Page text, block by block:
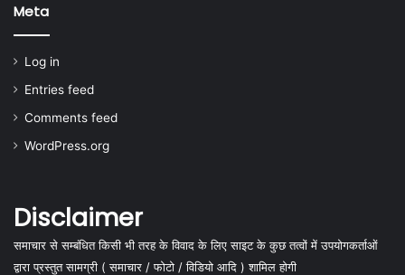
Meta
Log in
Entries feed
Comments feed
WordPress.org
Disclaimer
समाचार से सम्बंधित किसी भी तरह के विवाद के लिए साइट के कुछ तत्वों में उपयोगकर्ताओं
द्वारा प्रस्तुत सामग्री ( समाचार / फोटो / विडियो आदि ) शामिल होगी